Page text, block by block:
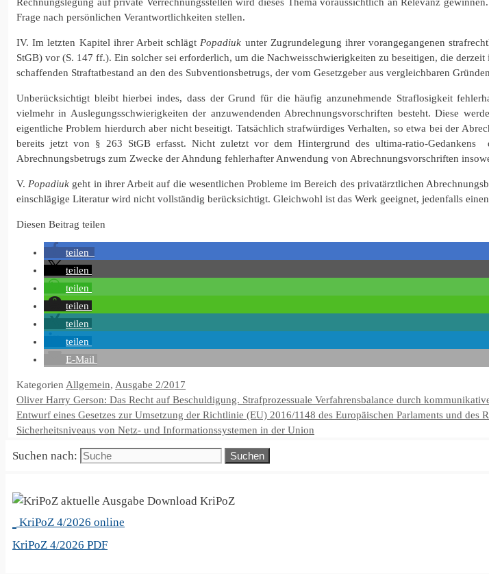
Frage nach persönlichen Verantwortlichkeiten stellen.
IV. Im letzten Kapitel ihrer Arbeit schlägt Popadiuk unter Zugrundelegung ihrer vorangegangenen
StGB) vor (S. 147 ff.). Ein solcher sei erforderlich, um die Nachweisschwierigkeiten zu beseitigen, die
schaffenden Straftatbestand an den des Subventionsbetrugs, der vom Gesetzgeber aus vergleichbaren
Unberücksichtigt bleibt hierbei indes, dass der Grund für die häufig anzunehmende Straflosigkeit
vielmehr in Auslegungsschwierigkeiten der anzuwendenden Abrechnungsvorschriften besteht. Diese
eigentliche Problem hierdurch aber nicht beseitigt. Tatsächlich strafwürdiges Verhalten, so etwa bei der
bereits jetzt von § 263 StGB erfasst. Nicht zuletzt vor dem Hintergrund des ultima-ratio-
Abrechnungsbetrugs zum Zwecke der Ahndung fehlerhafter Anwendung von Abrechnungsvorschriften
V. Popadiuk geht in ihrer Arbeit auf die wesentlichen Probleme im Bereich des privatärztlichen
einschlägige Literatur wird nicht vollständig berücksichtigt. Gleichwohl ist das Werk geeignet, jedenfalls
Diesen Beitrag teilen
teilen
teilen
teilen
teilen
teilen
teilen
E-Mail
Kategorien Allgemein, Ausgabe 2/2017
Oliver Harry Gerson: Das Recht auf Beschuldigung. Strafprozessuale Verfahrensbalance durch
Entwurf eines Gesetzes zur Umsetzung der Richtlinie (EU) 2016/1148 des Europäischen Parlaments und
Sicherheitsniveaus von Netz- und Informationssystemen in der Union
Suchen nach:
KriPoZ
KriPoZ 4/2026 online
KriPoZ 4/2026 PDF